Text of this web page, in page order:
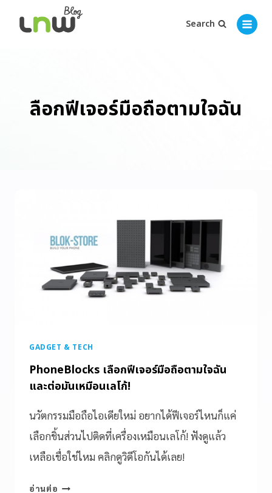
Search
ลือกฟีเจอร์มือถือตามใจฉัน
GADGET & TECH
PhoneBlocks เลือกฟีเจอร์มือถือตามใจฉัน
และต่อมันเหมือนเลโก้!
นวัตกรรมมือถือไอเดียใหม่ อยากได้ฟีเจอร์ไหนก็แค่
เลือกชิ้นส่วนไปติดที่เครื่องเหมือนเลโก้! ฟังดูแล้ว
เหลือเชื่อใช่ไหม คลิกดูวิดีโอกันได้เลย!
อ่านต่อ